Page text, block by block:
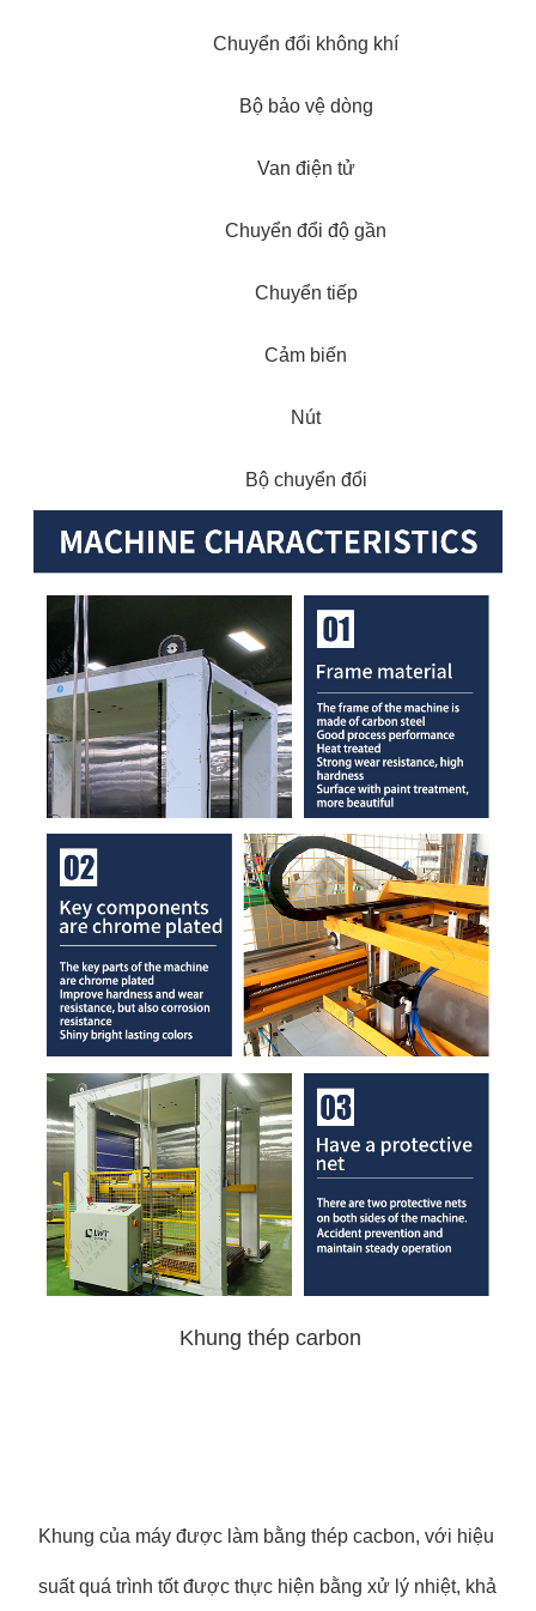
Chuyển đổi không khí
Bộ bảo vệ dòng
Van điện tử
Chuyển đổi độ gần
Chuyển tiếp
Cảm biến
Nút
Bộ chuyển đổi
Khung thép carbon
Khung của máy được làm bằng thép cacbon, với hiệu
suất quá trình tốt được thực hiện bằng xử lý nhiệt, khả